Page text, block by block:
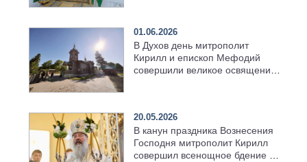
01.06.2026
В Духов день митрополит
Кирилл и епископ Мефодий
совершили великое освящение
20.05.2026
В канун праздника Вознесения
Господня митрополит Кирилл
совершил всенощное бдение в